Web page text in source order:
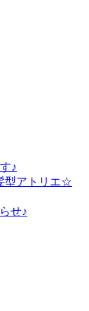
♪
型アトリエ☆
せ♪